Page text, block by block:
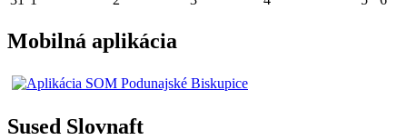
Mobilná aplikácia
Sused Slovnaft